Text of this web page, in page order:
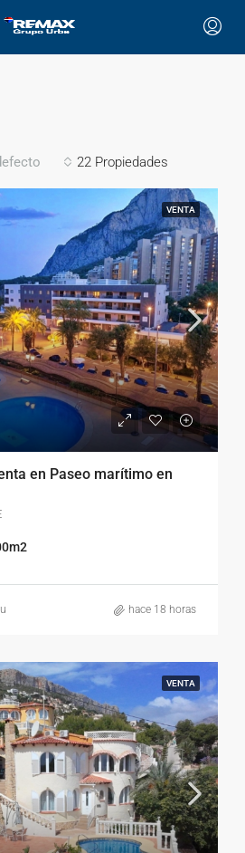
22 Propiedades
VENTA
en Paseo marítimo en
m2
hace 18 horas
VENTA